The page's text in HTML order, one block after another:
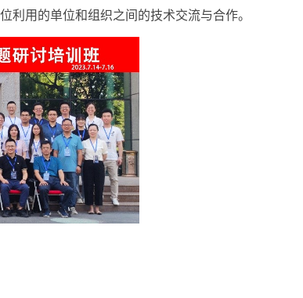
利用的单位和组织之间的技术交流与合作。